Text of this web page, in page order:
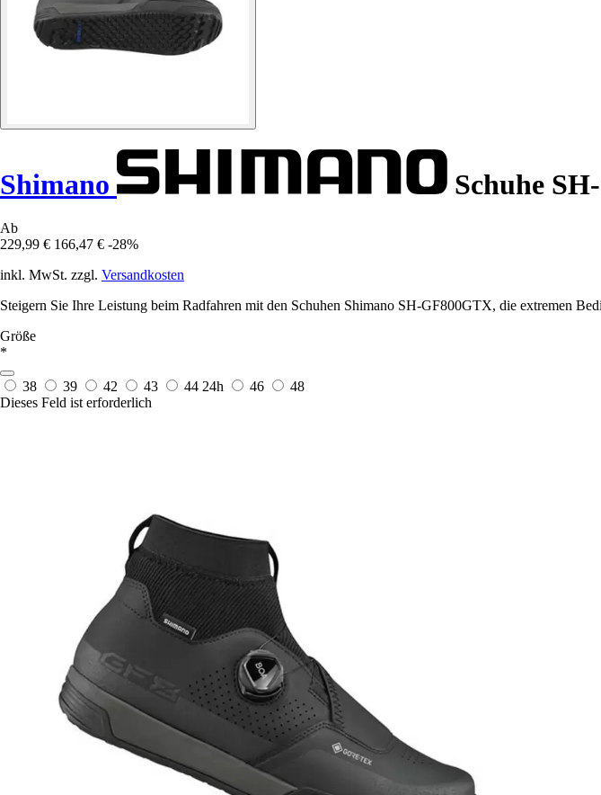
Shimano Schuhe
Ab
229,99 € 166,47 € -28%
inkl. MwSt. zzgl. Versandkosten
Steigern Sie Ihre Leistung beim Radfahren mit den Schuhen Shimano SH-GF800GTX, die extremen
Größe
*
38 39 42 43 44 24h 46
48
Dieses Feld ist erforderlich